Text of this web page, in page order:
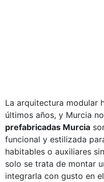
La arquitectura modular
últimos años, y Murcia
prefabricadas Murcia
funcional y estilizada
habitables o auxiliares
solo se trata de montar
integrarla con gusto en